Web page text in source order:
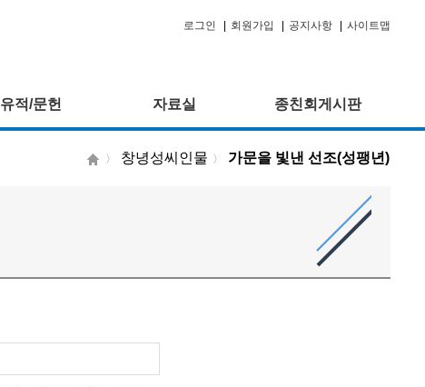
로그인 회원가입 공지사항 사이트맵
유적/문헌 자료실 종친회게시판
〉 창녕성씨인물 〉 가문을 빛낸 선조(성팽년)